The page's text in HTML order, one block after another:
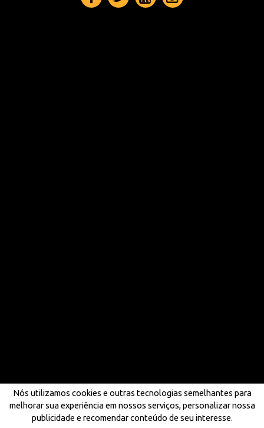
Nós utilizamos cookies e outras tecnologias semelhantes para
melhorar sua experiência em nossos serviços, personalizar nossa
publicidade e recomendar conteúdo de seu interesse.